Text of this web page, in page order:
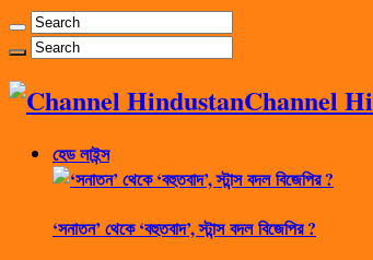
Channel
হেড লাইন্স
‘সনাতন’ থেকে ‘বহুতবাদ’, স্টান্স বদল বিজেপির ?